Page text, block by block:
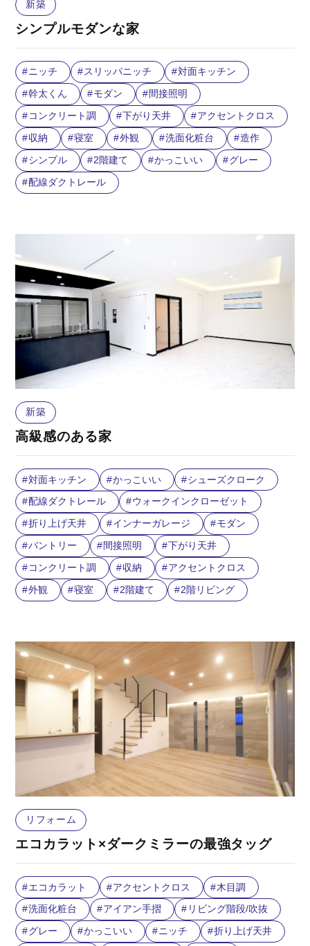
新築
シンプルモダンな家
ニッチ スリッパニッチ
対面キッチン
幹太くん
モダン
間接照明
コンクリート調
下がり天井
アクセントクロス
収納
寝室 外観 洗面化粧台
造作
シンプル
2階建て かっこいい
グレー
配線ダクトレール
新築
高級感のある家
対面キッチン かっこいい
シューズクローク
配線ダクトレール
ウォークインクローゼット
折り上げ天井
インナーガレージ
モダン
バントリー
間接照明
下がり天井
コンクリート調
収納
アクセントクロス
外観
寝室 2階建て 2階リビング
リフォーム
エコカラット×ダークミラーの最強タッグ
エコカラット アクセントクロス
木目調
洗面化粧台
アイアン手摺
リビング階段/吹抜
グレー
かっこいい ニッチ
折り上げ天井